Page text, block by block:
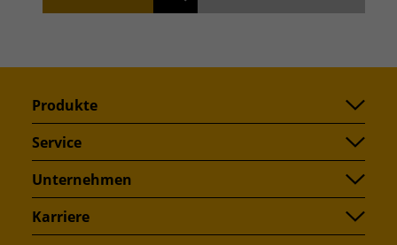
Produkte
Service
Unternehmen
Karriere